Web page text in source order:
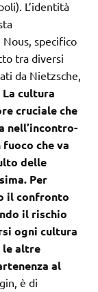
L’identità
specifico
tra diversi
da Nietzsche,
La cultura
cruciale che
nell’incontro-
fuoco che va
delle
Per
il confronto
il rischio
ogni cultura
le altre
al
è di